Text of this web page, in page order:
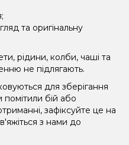
та оригінальну
рідини, колби, чаші та
не підлягають.
для зберігання
бій або
зафіксуйте це на
з нами до